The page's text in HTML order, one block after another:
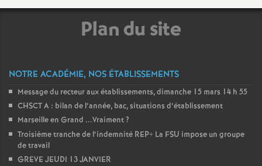
r
é
a
n
Plan du site
NOTRE ACADÉMIE, NOS ÉTABLISSEMENTS
Message du recteur aux établissements, dimanche 15 mars 14 h 55
CHSCT A : bilan de l’année, bac, situations d’établissement
Marseille en Grand ...Vraiment?
Troisième tranche de l’indemnité REP+ La FSU impose un groupe
de travail
GREVE JEUDI 13 JANVIER